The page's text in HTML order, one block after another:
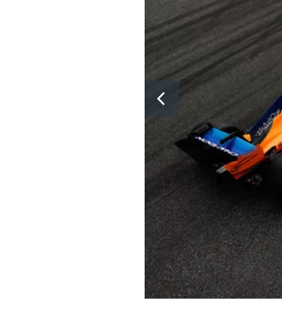
MÁS CATEGORÍAS